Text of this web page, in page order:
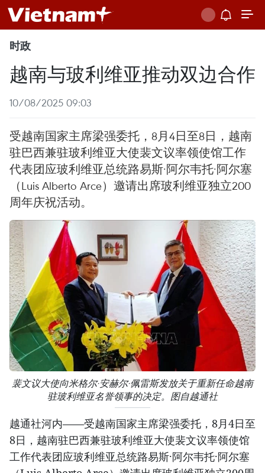
时政
越南与玻利维亚推动双边合作
10/08/2025 09:03
受越南国家主席梁强委托，8月4日至8日，越南
驻巴西兼驻玻利维亚大使裴文议率领使馆工作
代表团应玻利维亚总统路易斯·阿尔韦托·阿尔塞
（Luis Alberto Arce）邀请出席玻利维亚独立200
周年庆祝活动。
裴文议大使向米格尔·安赫尔·佩雷斯发放关于重新任命越南
驻玻利维亚名誉领事的决定。图自越通社
越通社河内——受越南国家主席梁强委托，8月4日至
8日，越南驻巴西兼驻玻利维亚大使裴文议率领使馆
工作代表团应玻利维亚总统路易斯·阿尔韦托·阿尔塞